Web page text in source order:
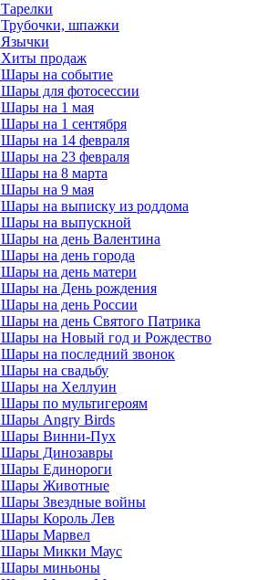
Тарелки
Трубочки, шпажки
Язычки
Хиты продаж
Шары на событие
Шары для фотосессии
Шары на 1 мая
Шары на 1 сентября
Шары на 14 февраля
Шары на 23 февраля
Шары на 8 марта
Шары на 9 мая
Шары на выписку из роддома
Шары на выпускной
Шары на день Валентина
Шары на день города
Шары на день матери
Шары на День рождения
Шары на день России
Шары на день Святого Патрика
Шары на Новый год и Рождество
Шары на последний звонок
Шары на свадьбу
Шары на Хеллуин
Шары по мультигероям
Шары Angry Birds
Шары Винни-Пух
Шары Динозавры
Шары Единороги
Шары Животные
Шары Звездные войны
Шары Король Лев
Шары Марвел
Шары Микки Маус
Шары миньоны